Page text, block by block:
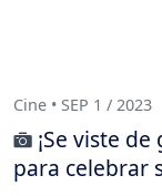
Cine • SEP 1 / 2023
¡Se viste
para celebrar